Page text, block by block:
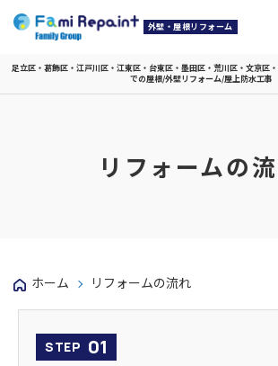
外壁・屋根リフォーム
足立区・葛飾区・江戸川区・江東区・台東区・墨田区・荒川区・文京区
での屋根/外壁リフォーム/屋上防水工事
リフォームの
ホーム リフォームの流れ
STEP 01